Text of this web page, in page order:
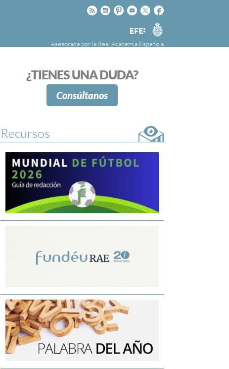
Facebook
Twitter
Youtube
Pinteres
Instagram
Rss
Agencia
EFE
Asesorada por la Real Academia Española
FundéuRAE es una fundación patrocinada por
la Agencia Efe y la Real Academia Española,
cuyo objetivo es colaborar con el buen uso del
¿TIENES UNA DUDA?
Consúltanos
Recursos